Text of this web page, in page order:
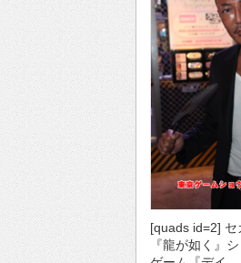
[quads id=2] セ
『龍が如く』